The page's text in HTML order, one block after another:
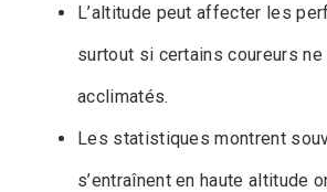
L’altitude peut affecter les
surtout si certains coureurs ne
acclimatés.
Les statistiques montrent
s’entraînent en haute altitude